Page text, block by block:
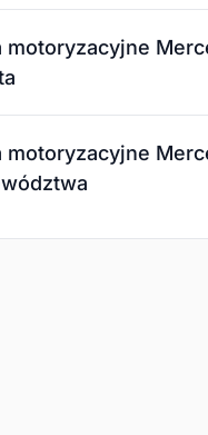
motoryzacyjne
motoryzacyjne